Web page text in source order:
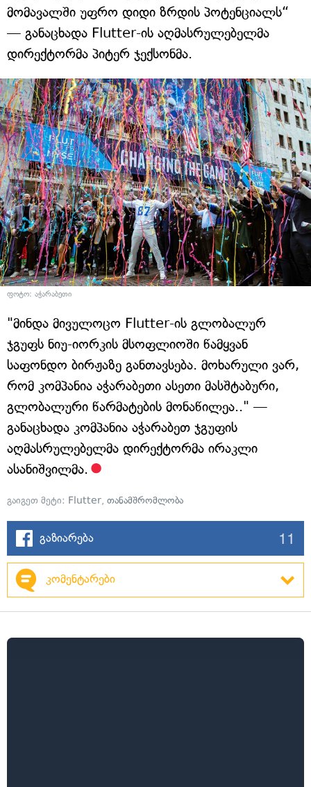
მომავალში უფრო დიდი ზრდის პოტენციალს“
— განაცხადა Flutter-ის აღმასრულებელმა
დირექტორმა პიტერ ჯექსონმა.
ფოტო: აჭარაბეთი
"მინდა მივულოცო Flutter-ის გლობალურ
ჯგუფს ნიუ-იორკის მსოფლიოში წამყვან
საფონდო ბირჟაზე განთავსება. მოხარული ვარ,
რომ კომპანია აჭარაბეთი ასეთი მასშტაბური,
გლობალური წარმატების მონაწილეა.." —
განაცხადა კომპანია აჭარაბეთ ჯგუფის
აღმასრულებელმა დირექტორმა ირაკლი
ასანიშვილმა.
გაიგეთ მეტი: Flutter, თანამშრომლობა
გაზიარება 11
კომენტარები